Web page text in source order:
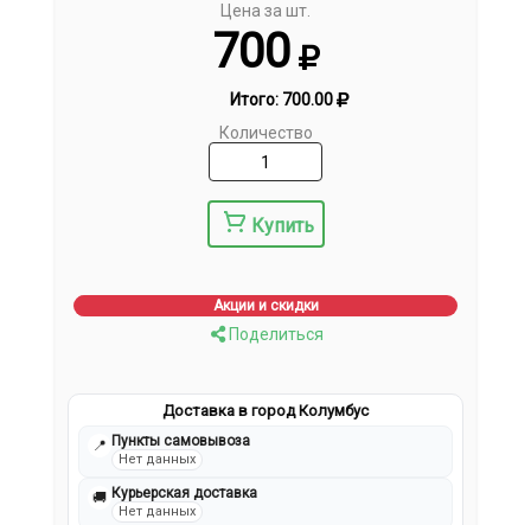
Цена за шт.
700
Итого: 700.00
Количество
Купить
Акции и скидки
Поделиться
Доставка в город Колумбус
📍 Пункты самовывоза
Нет данных
🚚 Курьерская доставка
Нет данных